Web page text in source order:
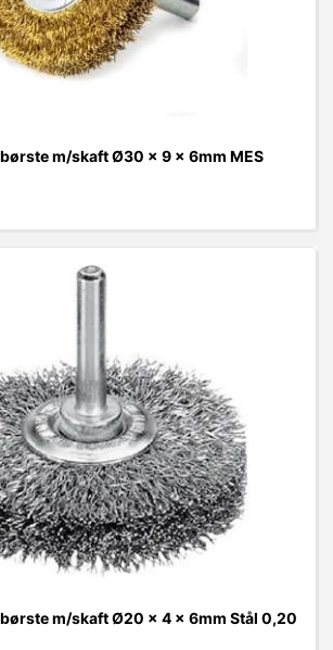
m/skaft Ø30 x 9 x 6mm MES
m/skaft Ø20 x 4 x 6mm Stål 0,20